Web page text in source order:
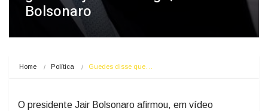
Bolsonaro
Home Política Guedes disse que…
O presidente Jair Bolsonaro afirmou, em vídeo